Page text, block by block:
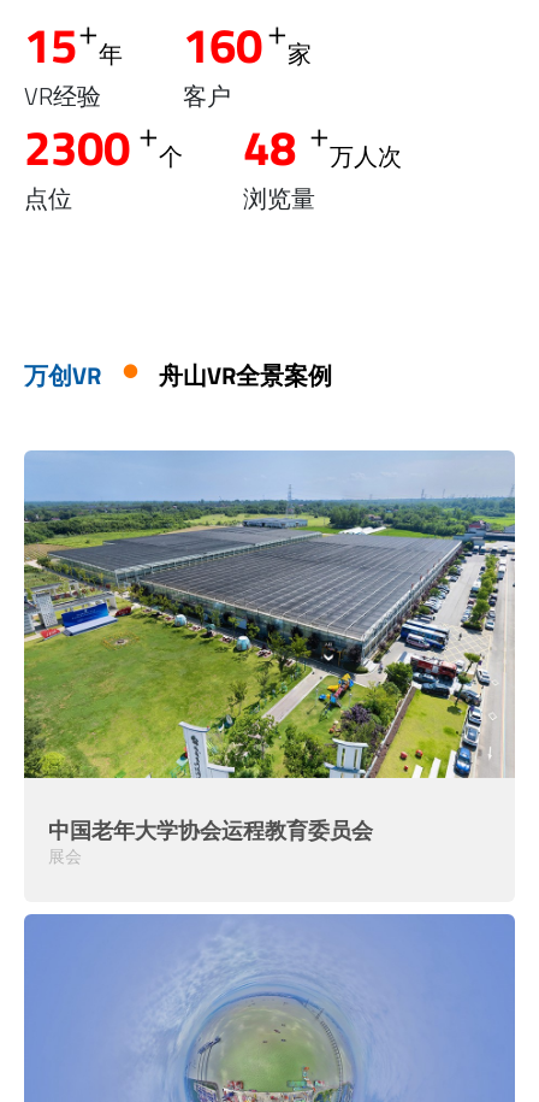
15+年
VR经验
160+家
客户
2300+个
点位
48 +万人次
浏览量
万创VR 舟山VR全景案例
中国老年大学协会运程教育委员会
展会